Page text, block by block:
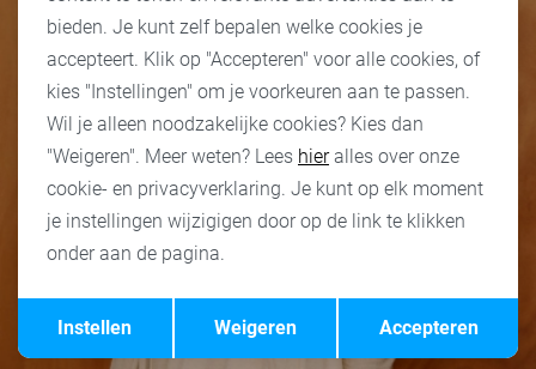
Terug Opslaan
bieden. Je kunt zelf bepalen welke cookies je
accepteert. Klik op "Accepteren" voor alle cookies, of
kies "Instellingen" om je voorkeuren aan te passen.
Wil je alleen noodzakelijke cookies? Kies dan
"Weigeren". Meer weten? Lees hieralles over onze
cookie- en privacyverklaring. Je kunt op elk moment
je instellingen wijzigigen door op de link te klikken
onder aan de pagina.
Accepteren
Weigeren
Instellen